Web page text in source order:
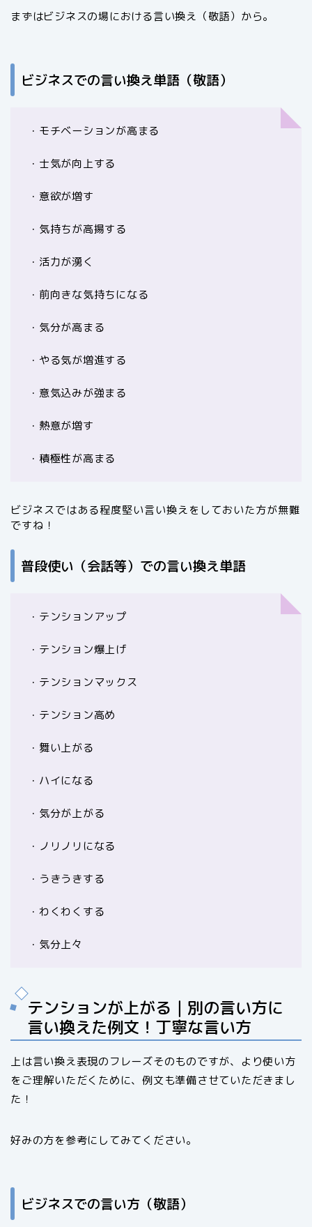
まずはビジネスの場における言い換え（敬語）から。
ビジネスでの言い換え単語（敬語）
・モチベーションが高まる
・士気が向上する
・意欲が増す
・気持ちが高揚する
・活力が湧く
・前向きな気持ちになる
・気分が高まる
・やる気が増進する
・意気込みが強まる
・熱意が増す
・積極性が高まる
ビジネスではある程度堅い言い換えをしておいた方が無難
ですね！
普段使い（会話等）での言い換え単語
・テンションアップ
・テンション爆上げ
・テンションマックス
・テンション高め
・舞い上がる
・ハイになる
・気分が上がる
・ノリノリになる
・うきうきする
・わくわくする
・気分上々
テンションが上がる｜別の言い方に
言い換えた例文！丁寧な言い方
上は言い換え表現のフレーズそのものですが、より使い方
をご理解いただくために、例文も準備させていただきまし
た！
好みの方を参考にしてみてください。
ビジネスでの言い方（敬語）